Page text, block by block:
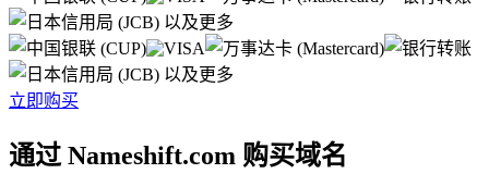
以及更多
以及更多
立即购买
通过 Nameshift.com 购买域名